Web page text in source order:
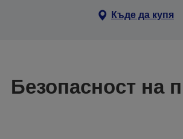
Къде да купя
Безопасност на